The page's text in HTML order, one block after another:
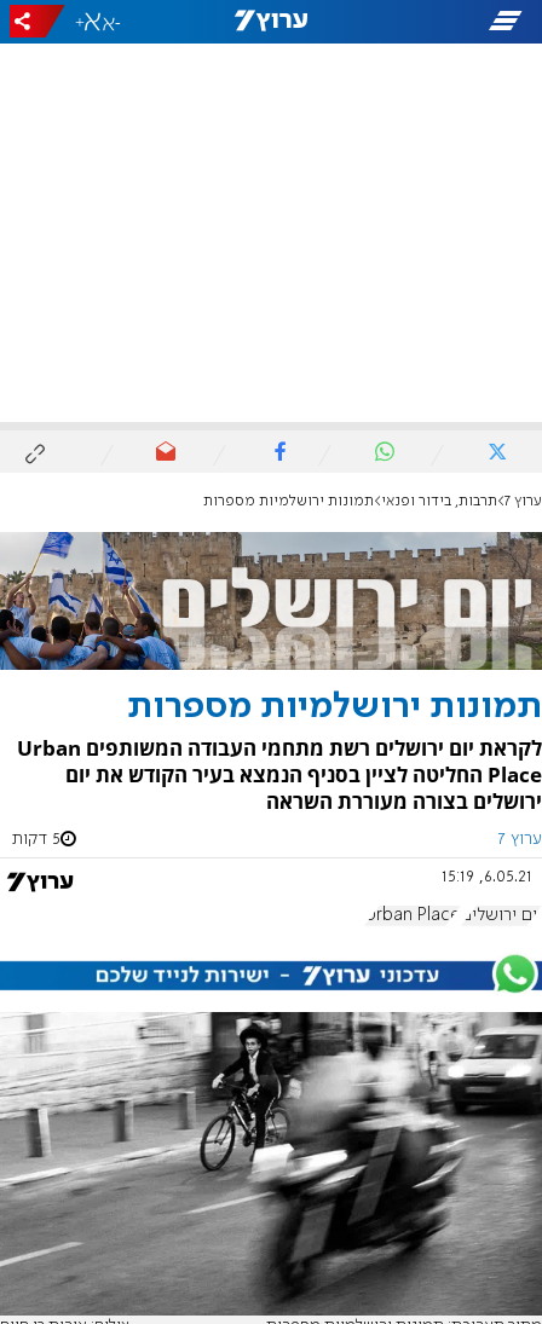
-
+
ערוץ 7 תרבות, בידור ופנאי תמונות ירושלמיות מספרות
תמונות ירושלמיות מספרות
לקראת יום ירושלים רשת מתחמי העבודה המשותפים Urban
Place החליטה לציין בסניף הנמצא בעיר הקודש את יום
ירושלים בצורה מעוררת השראה
ערוץ 7 5 דקות
6.05.21, 15:19
יום ירושלים Urban Place